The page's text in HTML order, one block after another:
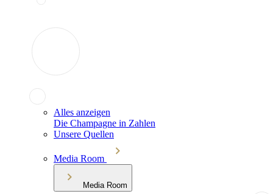
Alles anzeigen
Die Champagne in Zahlen
Unsere Quellen
Media Room
Media Room